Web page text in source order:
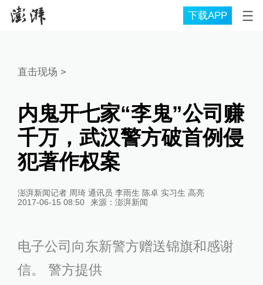
下载APP
直击现场 >
内鬼开七家“李鬼”公司赚
千万，武汉警方破首例侵
犯著作权案
澎湃新闻记者 周琦 通讯员 李雨生 陈卓 实习生 高亮
2017-06-15 08:50
来源： 澎湃新闻
电子公司向东新警方赠送锦旗和感谢
信。 警方提供